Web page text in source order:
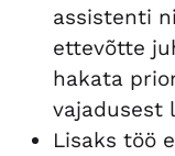
assistenti
ettevõtte
hakata
vajadusest
Lisaks töö